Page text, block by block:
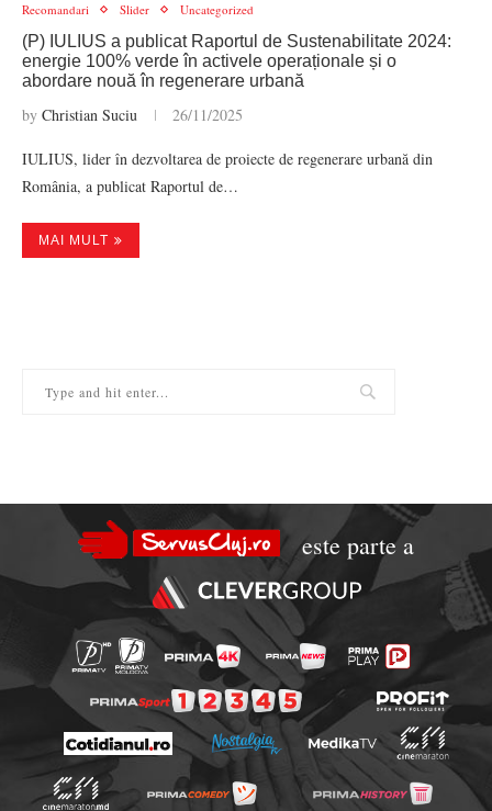
Recomandari Slider Uncategorized
(P) IULIUS a publicat Raportul de Sustenabilitate 2024:
energie 100% verde în activele operaționale și o
abordare nouă în regenerare urbană
by Christian Suciu 26/11/2025
IULIUS, lider în dezvoltarea de proiecte de regenerare urbană din
România, a publicat Raportul de…
MAI MULT
este parte a